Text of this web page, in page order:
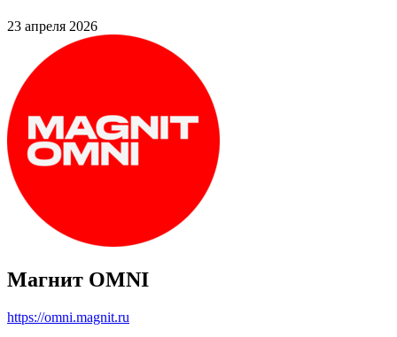
23 апреля 2026
Магнит OMNI
https://omni.magnit.ru